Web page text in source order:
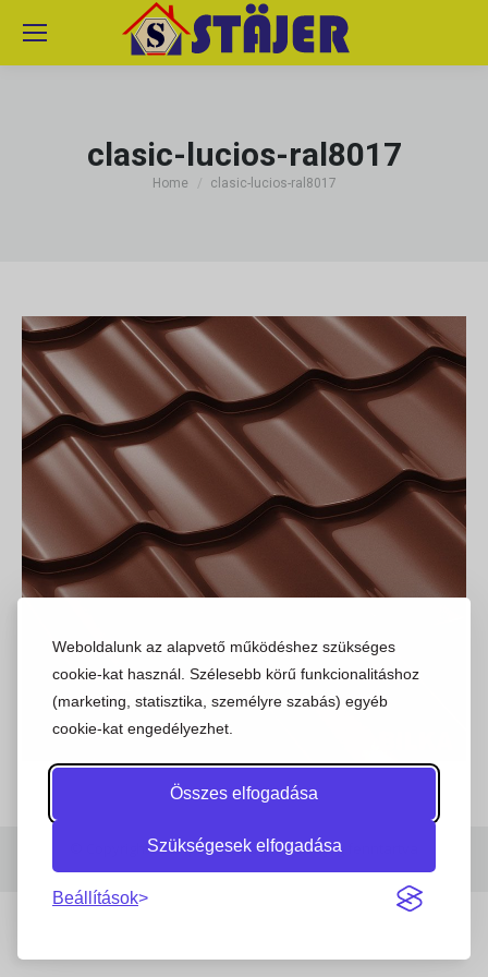
Weboldalunk az alapvető működéshez szükséges
cookie-kat használ. Szélesebb körű funkcionalitáshoz
(marketing, statisztika, személyre szabás) egyéb
cookie-kat engedélyezhet.
Összes elfogadása
Szükségesek elfogadása
Beállítások
clasic-lucios-ral8017
You are here:
Home clasic-lucios-ral8017
© Copyright 2023 | Stajer.hu | Minden jog fenntartva